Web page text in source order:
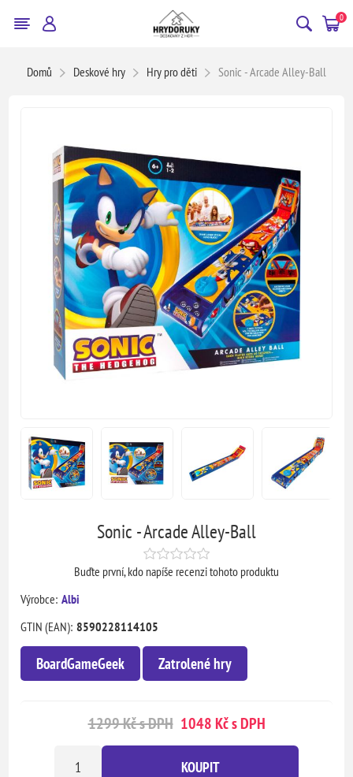
0
Domů Deskové hry Hry pro děti Sonic - Arcade Alley-Ball
Sonic - Arcade Alley-Ball
Buďte první, kdo napíše recenzi tohoto produktu
Výrobce: Albi
GTIN (EAN): 8590228114105
BoardGameGeek Zatrolené hry
1299 Kč s DPH 1048 Kč s DPH
KOUPIT